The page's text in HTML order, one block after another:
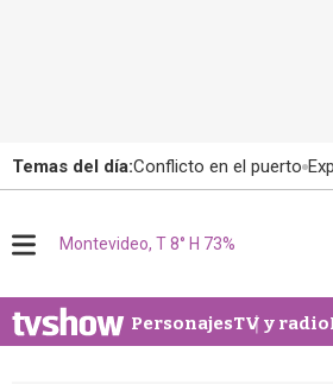
Temas del día:Conflicto en el puerto
u
Montevideo, T 8° H 73%
PersonajesTV y radio